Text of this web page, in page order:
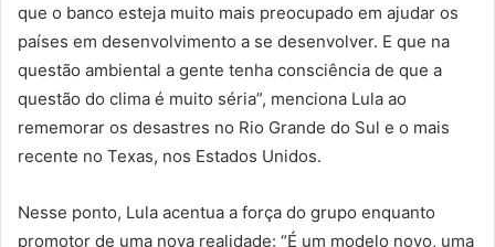
que o banco esteja muito mais preocupado em ajudar os
países em desenvolvimento a se desenvolver. E que na
questão ambiental a gente tenha consciência de que a
questão do clima é muito séria”, menciona Lula ao
rememorar os desastres no Rio Grande do Sul e o mais
recente no Texas, nos Estados Unidos.
Nesse ponto, Lula acentua a força do grupo enquanto
promotor de uma nova realidade: “É um modelo novo, uma